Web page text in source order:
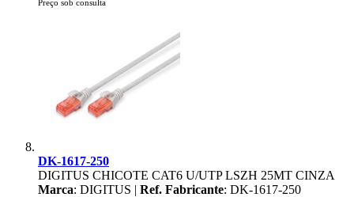
Preço sob consulta
DK-1617-250
DIGITUS CHICOTE CAT6 U/UTP LSZH 25MT CINZA
Marca: DIGITUS | Ref. Fabricante: DK-1617-250